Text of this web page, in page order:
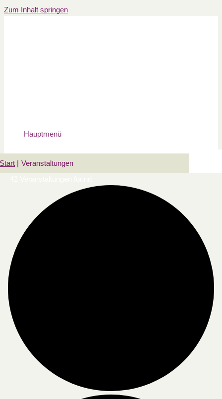
Zum Inhalt springen
Hauptmenü
Start
Veranstaltungen